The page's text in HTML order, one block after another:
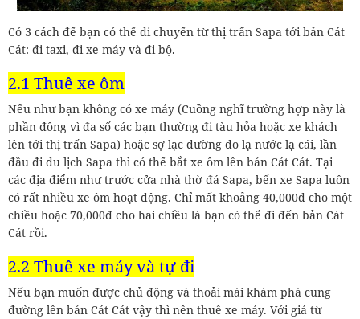
Có 3 cách để bạn có thể di chuyển từ thị trấn Sapa tới bản Cát
Cát: đi taxi, đi xe máy và đi bộ.
2.1 Thuê xe ôm
Nếu như bạn không có xe máy (Cuồng nghĩ trường hợp này là
phần đông vì đa số các bạn thường đi tàu hỏa hoặc xe khách
lên tới thị trấn Sapa) hoặc sợ lạc đường do lạ nước lạ cái, lần
đầu đi du lịch Sapa thì có thể bắt xe ôm lên bản Cát Cát. Tại
các địa điểm như trước cửa nhà thờ đá Sapa, bến xe Sapa luôn
có rất nhiều xe ôm hoạt động. Chỉ mất khoảng 40,000đ cho một
chiều hoặc 70,000đ cho hai chiều là bạn có thể đi đến bản Cát
Cát rồi.
2.2 Thuê xe máy và tự đi
Nếu bạn muốn được chủ động và thoải mái khám phá cung
đường lên bản Cát Cát vậy thì nên thuê xe máy. Với giá từ